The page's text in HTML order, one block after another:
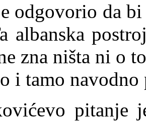
odgovorio da
albanska
zna ništa ni o
i tamo navodno